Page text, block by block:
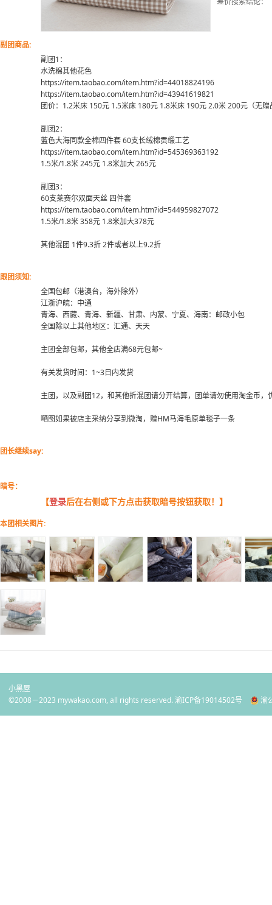
副团商品:
副团1：
水洗棉其他花色
https://item.taobao.com/item.htm?id=44018824196
https://item.taobao.com/item.htm?id=43941619821
团价：1.2米床 150元 1.5米床 180元 1.8米床 190元 2.0米 200元（无赠
副团2：
蓝色大海同款全棉四件套 60支长绒棉贡缎工艺
https://item.taobao.com/item.htm?id=545369363192
1.5米/1.8米 245元 1.8米加大 265元
副团3：
60支莱赛尔双面天丝 四件套
https://item.taobao.com/item.htm?id=544959827072
1.5米/1.8米 358元 1.8米加大378元
其他混团 1件9.3折 2件或者以上9.2折
跟团须知:
全国包邮（港澳台，海外除外）
江浙沪皖：中通
青海、西藏、青海、新疆、甘肃、内蒙、宁夏、海南：邮政小包
全国除以上其他地区：汇通、天天
主团全部包邮，其他全店满68元包邮~
有关发货时间：1~3日内发货
主团，以及副团12，和其他折混团请分开结算，团单请勿使用淘金币，
嗮图如果被店主采纳分享到微淘，赠HM马海毛原单毯子一条
团长继续say:
暗号：
【登录后在右侧或下方点击获取暗号按钮获取！】
本团相关图片:
小黑屋
©2008－2023 mywakao.com, all rights reserved.渝ICP备19014502号 渝